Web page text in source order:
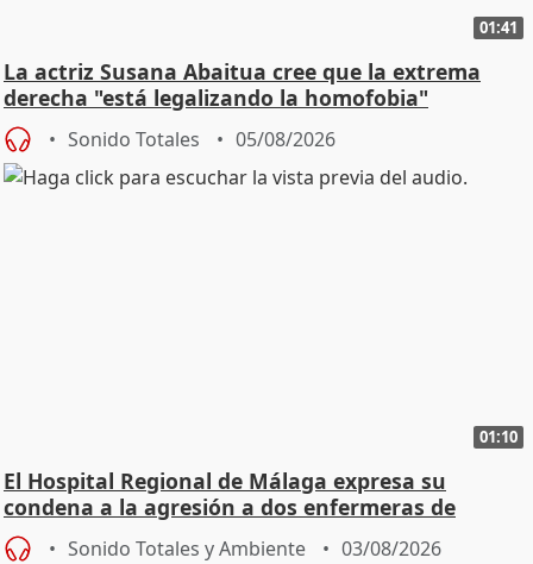
01:41
La actriz Susana Abaitua cree que la extrema
derecha "está legalizando la homofobia"
Sonido Totales 05/08/2026
01:10
El Hospital Regional de Málaga expresa su
condena a la agresión a dos enfermeras de
Urgencias
Sonido Totales y Ambiente 03/08/2026